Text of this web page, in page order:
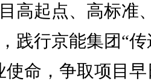
高起点、高标准
践行京能集团“
使命，争取项目